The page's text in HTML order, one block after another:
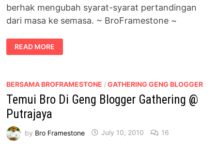
berhak mengubah syarat-syarat pertandingan
dari masa ke semasa. ~ BroFramestone ~
BRO
NAK
GAMBAR
READ MORE
BERSAMA BROFRAMESTONE /GATHERING GENG BLOGGER
Temui Bro Di Geng Blogger Gathering @
Putrajaya
by Bro Framestone July 10, 2010 16